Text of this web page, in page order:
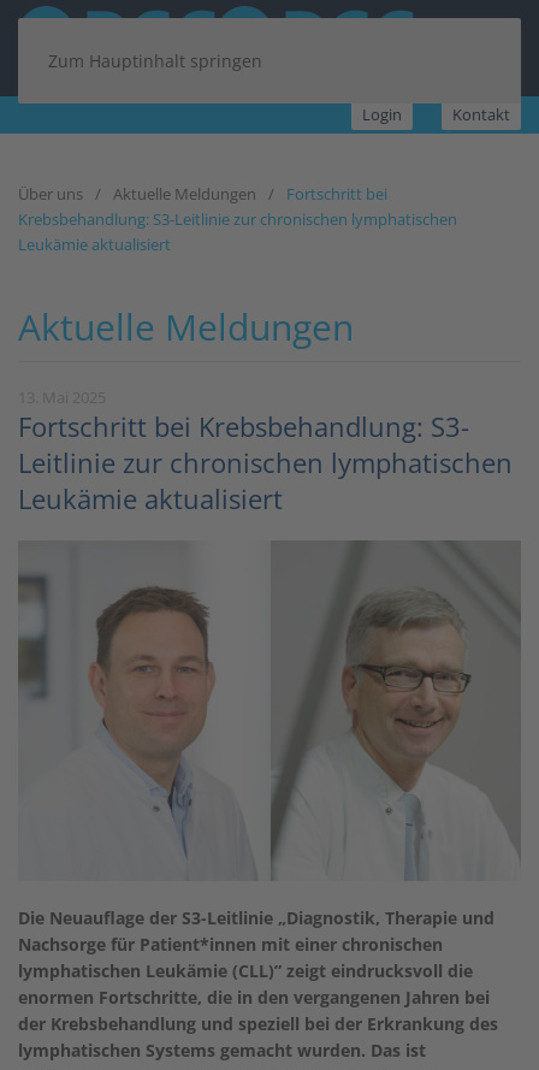
Zum Hauptinhalt springen
Login Kontakt
Über uns Aktuelle Meldungen
Fortschritt bei
Krebsbehandlung: S3-Leitlinie zur chronischen lymphatischen
Leukämie aktualisiert
Aktuelle Meldungen
Fortschritt bei Krebsbehandlung: S3-
Leitlinie zur chronischen lymphatischen
Leukämie aktualisiert
Die Neuauflage der S3-Leitlinie „Diagnostik, Therapie und
Nachsorge für Patient*innen mit einer chronischen
lymphatischen Leukämie (CLL)” zeigt eindrucksvoll die
enormen Fortschritte, die in den vergangenen Jahren bei
der Krebsbehandlung und speziell bei der Erkrankung des
lymphatischen Systems gemacht wurden. Das ist